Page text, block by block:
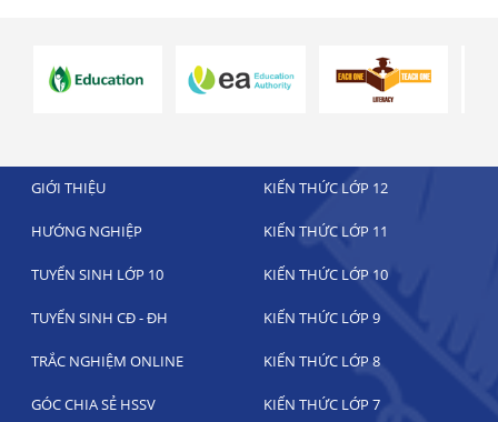
GIỚI THIỆU KIẾN THỨC LỚP 12
HƯỚNG NGHIỆP KIẾN THỨC LỚP 11
TUYỂN SINH LỚP 10 KIẾN THỨC LỚP 10
TUYỂN SINH CĐ - ĐH KIẾN THỨC LỚP 9
TRẮC NGHIỆM ONLINE KIẾN THỨC LỚP 8
GÓC CHIA SẺ HSSV KIẾN THỨC LỚP 7